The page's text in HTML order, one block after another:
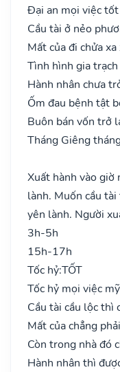
Đại an mọi việc
Cầu tài ở nẻo
Mất của đi chửa xa
Tình hình gia
Hành nhân chưa
Ốm đau bệnh tật
Buôn bán vốn trở
Tháng Giêng
Xuất hành vào
lành. Muốn cầu
yên lành. Người
3h-5h
15h-17h
Tốc hỷ:TỐT
Tốc hỷ mọi việc
Cầu tài cầu lộc thì
Mất của chẳng
Còn trong nhà đó
Hành nhân thì